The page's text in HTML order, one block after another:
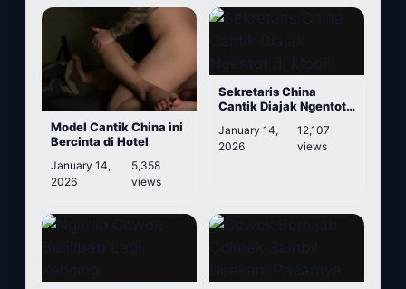
Model Cantik China ini
Bercinta di Hotel
January 14,
2026
5,358
views
Sekretaris China
Cantik Diajak Ngentot
January 14,
2026
12,107
views